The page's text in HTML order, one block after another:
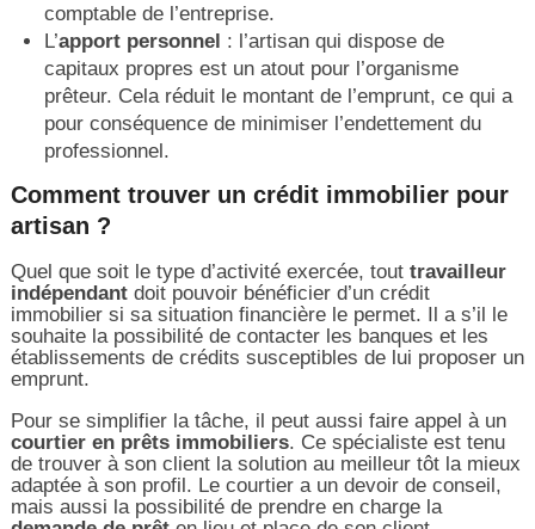
comptable de l’entreprise.
L’apport personnel : l’artisan qui dispose de
capitaux propres est un atout pour l’organisme
prêteur. Cela réduit le montant de l’emprunt, ce qui a
pour conséquence de minimiser l’endettement du
professionnel.
Comment trouver un crédit immobilier pour
artisan ?
Quel que soit le type d’activité exercée, tout travailleur
indépendantdoit pouvoir bénéficier d’un crédit
immobilier si sa situation financière le permet. Il a s’il le
souhaite la possibilité de contacter les banques et les
établissements de crédits susceptibles de lui proposer un
emprunt.
Pour se simplifier la tâche, il peut aussi faire appel à un
courtier en prêts immobiliers. Ce spécialiste est tenu
de trouver à son client la solution au meilleur tôt la mieux
adaptée à son profil. Le courtier a un devoir de conseil,
mais aussi la possibilité de prendre en charge la